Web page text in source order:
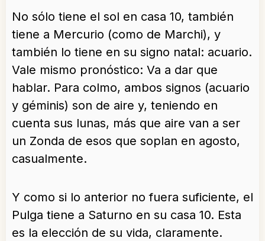
No sólo tiene el sol en casa 10, también
tiene a Mercurio (como de Marchi), y
también lo tiene en su signo natal: acuario.
Vale mismo pronóstico: Va a dar que
hablar. Para colmo, ambos signos (acuario
y géminis) son de aire y, teniendo en
cuenta sus lunas, más que aire van a ser
un Zonda de esos que soplan en agosto,
casualmente.
Y como si lo anterior no fuera suficiente, el
Pulga tiene a Saturno en su casa 10. Esta
es la elección de su vida, claramente.